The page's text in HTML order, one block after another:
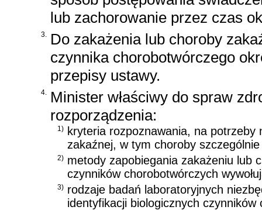
lub zachorowanie przez czas
3. Do zakażenia lub choroby
czynnika chorobotwórczego
przepisy ustawy.
4. Minister właściwy do spraw
rozporządzenia:
1)
kryteria rozpoznawania, na
zakaźnej, w tym choroby
2) metody zapobiegania zakażeniu lub
czynników chorobotwórczych
3) rodzaje badań laboratoryjnych
identyfikacji biologicznych czynników